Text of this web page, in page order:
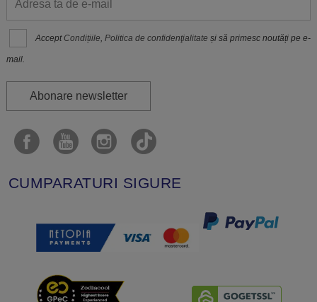
Accept Condițiile,Politica de confidenţialitate și să primesc noutăți pe e-
mail.
Abonare newsletter
CUMPARATURI SIGURE